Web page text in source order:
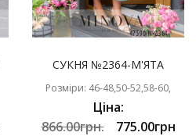
СУКНЯ №2364-М'ЯТА
Розміри: 46-48,50-52,58-60,
Ціна:
866.00грн.
775.00грн